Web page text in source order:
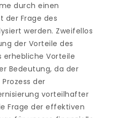
durch einen
der Frage des
werden. Zweifellos
der Vorteile des
Vorteile
Bedeutung, da der
der
vorteilhafter
Frage der effektiven